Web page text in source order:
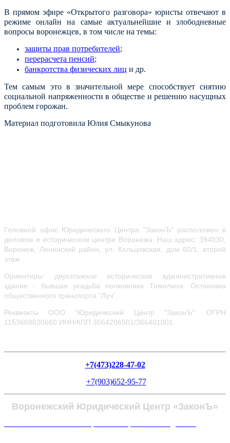
В прямом эфире «Открытого разговора» юристы отвечают в
режиме онлайн на самые актуальнейшие и злободневные
вопросы воронежцев, в том числе на темы:
защиты прав потребителей;
перерасчета пенсий;
банкротства физических лиц и др.
Тем самым это в значительной мере способствует снятию
социальной напряженности в обществе и решению насущных
проблем горожан.
Материал подготовила Юлия Смыкунова
Головной офис Юридического Центра "ЗаконЪ" расположен в
деловом и историческом центре Воронежа. Наш адрес: 394030,
Воронеж, Ленинский район, ул.
Кольцовская, дом 60/1, второй
этаж.
Ориентиры: двухэтажное историческое административное
здание - бывшая усадьба полковника Томилина. Остановка
общественного транспорта "Луч".
Реквизиты ООО "Юридический Центр "ЗаконЪ": ОГРН
1153668020660 ИНН/КПП 3664206501/366401001
+7(473)228-47-02
+7(903)652-95-77
Воронежский Юридический Центр «ЗаконЪ»